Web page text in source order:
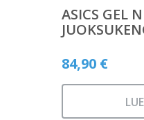
ASICS GEL
84,90 €